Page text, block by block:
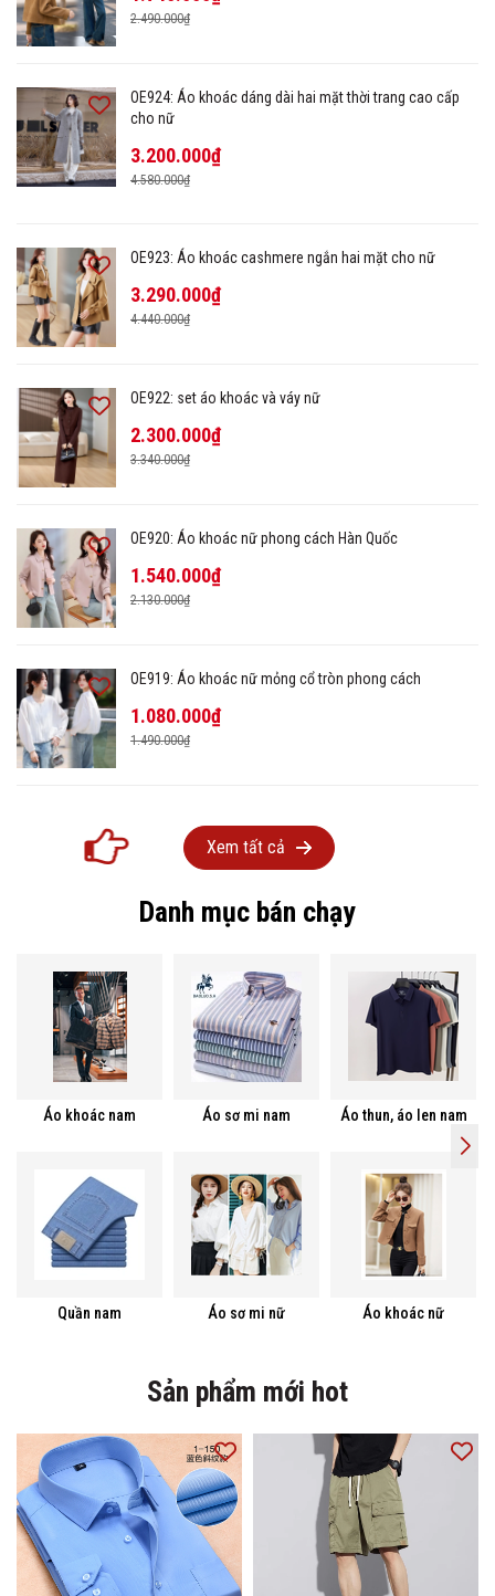
2.490.000₫
OE924: Áo khoác dáng dài hai mặt thời trang cao cấp
cho nữ
3.200.000₫
4.580.000₫
OE923: Áo khoác cashmere ngắn hai mặt cho nữ
3.290.000₫
4.440.000₫
OE922: set áo khoác và váy nữ
2.300.000₫
3.340.000₫
OE920: Áo khoác nữ phong cách Hàn Quốc
1.540.000₫
2.130.000₫
OE919: Áo khoác nữ mỏng cổ tròn phong cách
1.080.000₫
1.490.000₫
Xem tất cả
Danh mục bán chạy
Áo khoác nam Áo sơ mi nam Áo thun, áo len nam
Quần nam Áo sơ mi nữ Áo khoác nữ
Sản phẩm mới hot